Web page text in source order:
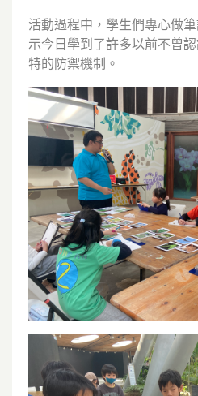
活動過程中，學生們專心做
示今日學到了許多以前不曾
特的防禦機制。